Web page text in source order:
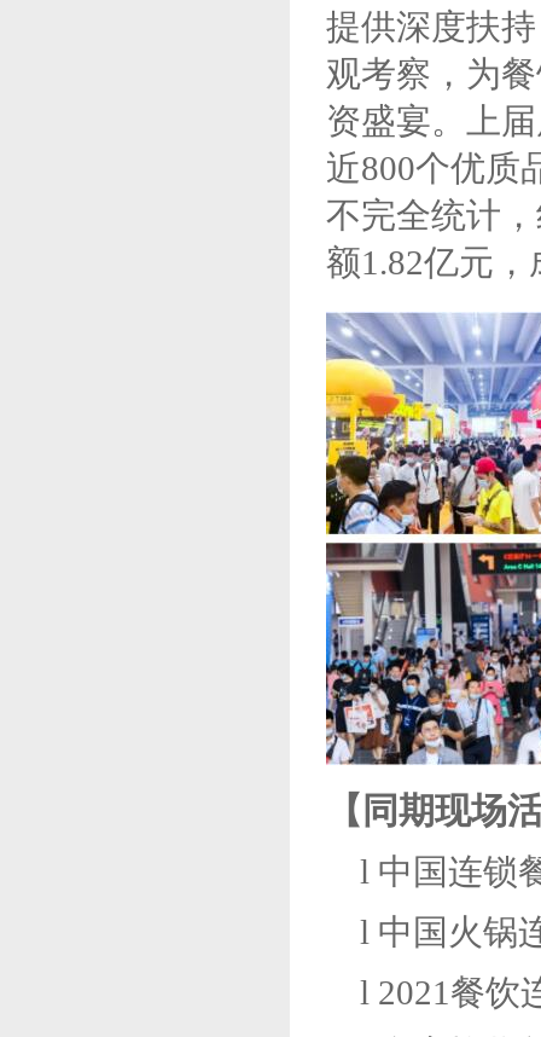
提供深度扶
观考察，为
资盛宴。
上
近800个优质
不完全统计
额1.82亿元 ，
【 同期现场
l 中国连锁
l 中国火锅
l 2021餐饮